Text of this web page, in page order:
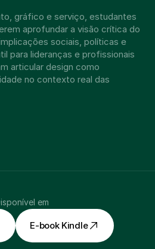
gráfico e serviço, estudantes
aprofundar a visão crítica do
sociais, políticas e
para lideranças e profissionais
articular design como
no contexto real das
em
E-book Kindle